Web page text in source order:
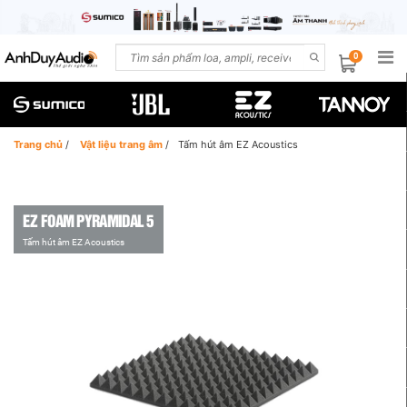
0
Trang chủ / Vật liệu trang âm / Tấm hút âm EZ Acoustics
EZ FOAM PYRAMIDAL 5
Tấm hút âm EZ Acoustics